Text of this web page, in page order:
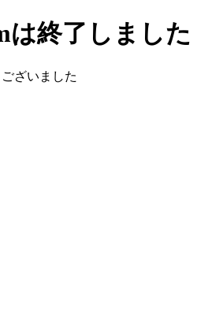
は終了しました
ざいました